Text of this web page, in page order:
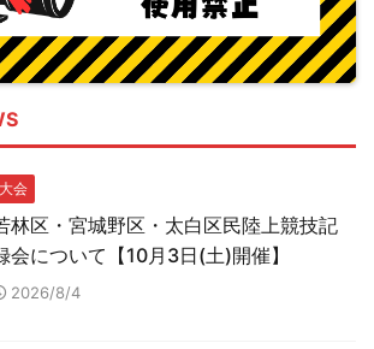
大会
林区・宮城野区・太白区民陸上競技記
会について【10月3日(土)開催】
2026/8/4